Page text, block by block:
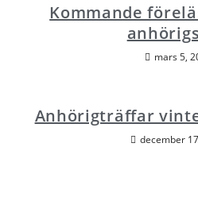
Kommande
mars 5,
Anhörigträffar
december